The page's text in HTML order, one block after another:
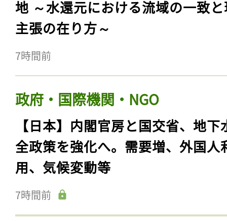
地 ～水還元における流域の一致
主張の在り方～
7時間前
政府・国際機関・NGO
【日本】内閣官房と国交省、地下
全政策を強化へ。需要増、外国人
用、気候変動等
7時間前